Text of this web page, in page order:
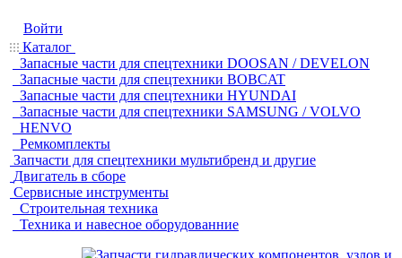
Войти
Каталог
Запасные части для спецтехники DOOSAN / DEVELON
Запасные части для спецтехники BOBCAT
Запасные части для спецтехники HYUNDAI
Запасные части для спецтехники SAMSUNG / VOLVO
HENVO
Ремкомплекты
Запчасти для спецтехники мультибренд и другие
Двигатель в сборе
Сервисные инструменты
Строительная техника
Техника и навесное оборудованние